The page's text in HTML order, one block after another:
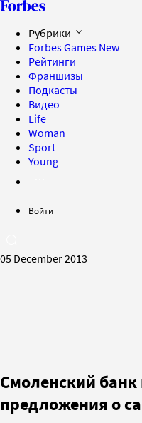
Рубрики
Forbes Games New
Рейтинги
Франшизы
Подкасты
Видео
Life
Woman
Sport
Young
Войти
05 December 2013
Смоленский
предложения о